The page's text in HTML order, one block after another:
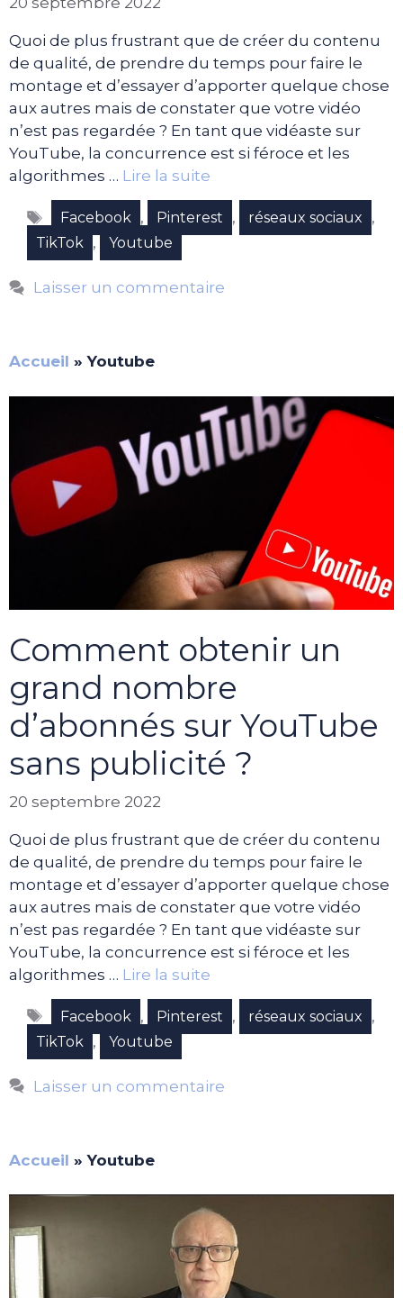
Quoi de plus frustrant que de créer du contenu
de qualité, de prendre du temps pour faire le
montage et d’essayer d’apporter quelque chose
aux autres mais de constater que votre vidéo
n’est pas regardée ? En tant que vidéaste sur
YouTube, la concurrence est si féroce et les
algorithmes … Lire la suite
Étiquettes
Facebook , Pinterest , réseaux sociaux ,
TikTok , Youtube
Laisser un commentaire
Accueil »Youtube
Comment obtenir un
grand nombre
d’abonnés sur YouTube
sans publicité ?
20 septembre 2022
Quoi de plus frustrant que de créer du contenu
de qualité, de prendre du temps pour faire le
montage et d’essayer d’apporter quelque chose
aux autres mais de constater que votre vidéo
n’est pas regardée ? En tant que vidéaste sur
YouTube, la concurrence est si féroce et les
algorithmes … Lire la suite
Étiquettes
Facebook , Pinterest , réseaux sociaux ,
TikTok , Youtube
Laisser un commentaire
Accueil »Youtube